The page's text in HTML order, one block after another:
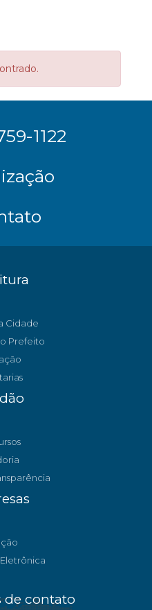
1122
Cidade
Prefeito
de contato